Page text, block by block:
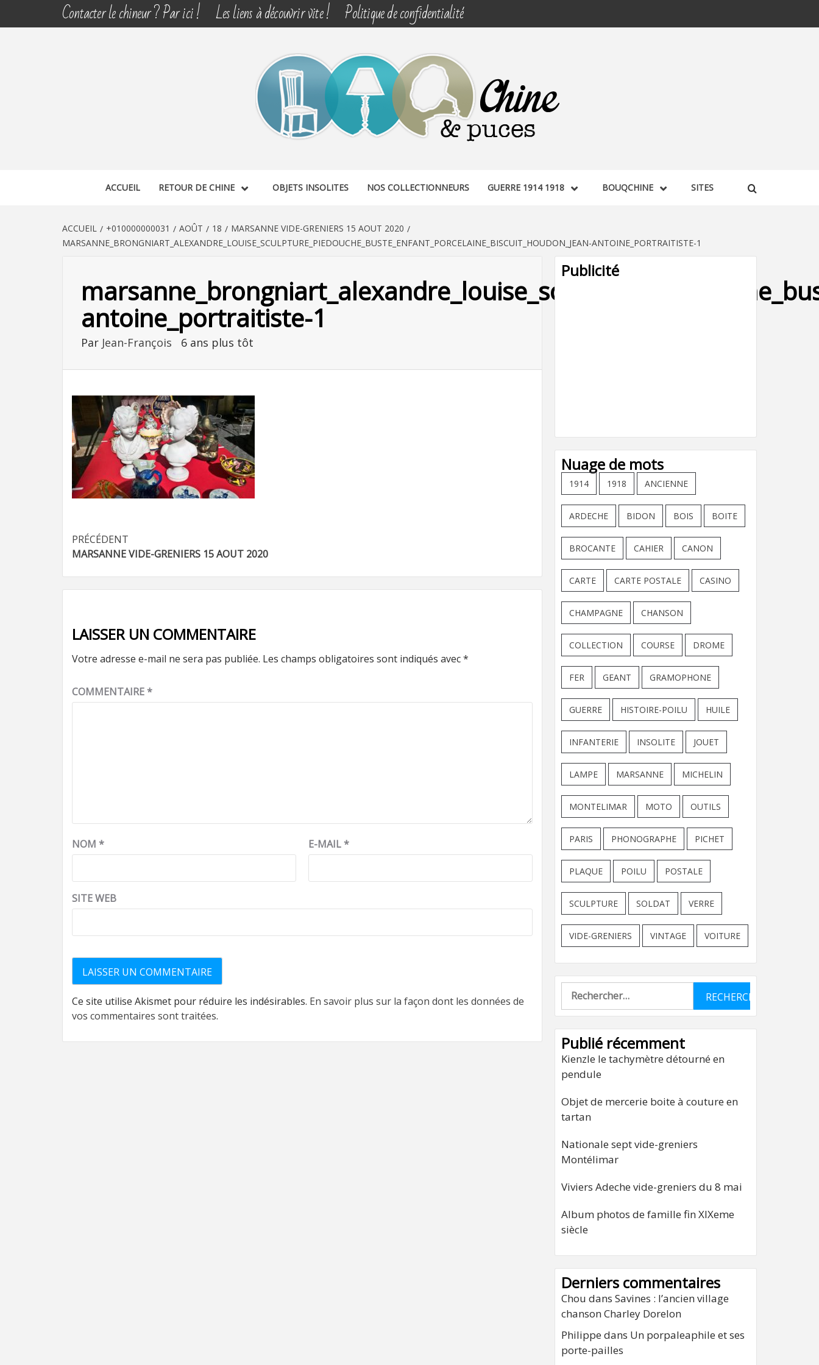
Contacter le chineur ? Par ici ! Les liens à découvrir vite ! Politique de confidentialité
CHINE & PUCES
ACCUEIL RETOUR DE CHINE OBJETS INSOLITES NOS COLLECTIONNEURS GUERRE 1914 1918 BOUQCHINE SITES
ACCUEIL +010000000031 AOÛT 18
MARSANNE VIDE-GRENIERS 15 AOUT 2020
MARSANNE_BRONGNIART_ALEXANDRE_LOUISE_SCULPTURE_PIEDOUCHE_BUSTE_ENFANT_PORCELAINE_BISCUIT_HOUDON_JEAN-ANTOINE_PORTRAITISTE-1
antoine_portraitiste-1
Par Jean-François 6 ans plus tôt
Navigation
d’article
PRÉCÉDENT
MARSANNE VIDE-GRENIERS 15 AOUT 2020
LAISSER UN COMMENTAIRE
Votre adresse e-mail ne sera pas publiée. Les champs obligatoires sont indiqués avec*
COMMENTAIRE*
NOM * E-MAIL*
SITE WEB
Ce site utilise Akismet pour réduire les indésirables. En savoir plus sur la façon dont les données de
vos commentaires sont traitées.
Publicité
Nuage de mots
1914 1918 ANCIENNE
ARDECHE BIDON BOIS BOITE
BROCANTE CAHIER CANON
CARTE CARTE POSTALE CASINO
CHAMPAGNE CHANSON
COLLECTION COURSE DROME
FER GEANT GRAMOPHONE
GUERRE HISTOIRE-POILU HUILE
INFANTERIE INSOLITE JOUET
LAMPE MARSANNE MICHELIN
MONTELIMAR MOTO OUTILS
PARIS PHONOGRAPHE PICHET
PLAQUE POILU POSTALE
SCULPTURE SOLDAT VERRE
VIDE-GRENIERS VINTAGE VOITURE
Rechercher :
Publié récemment
Kienzle le tachymètre détourné en
pendule
Objet de mercerie boite à couture en
tartan
Nationale sept vide-greniers
Montélimar
Viviers Adeche vide-greniers du 8 mai
Album photos de famille fin XIXeme
siècle
Derniers commentaires
Chou dans Savines : l’ancien village
chanson Charley Dorelon
Philippe dans Un porpaleaphile et ses
porte-pailles